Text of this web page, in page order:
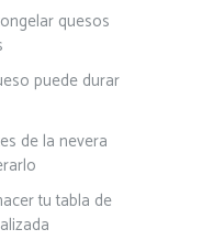
quesos
puede durar
de la nevera
tu tabla de